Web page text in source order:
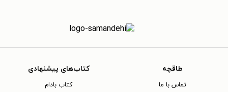
طاقچه
تماس با ما
کتاب‌های پیشنهادی
کتاب بادام